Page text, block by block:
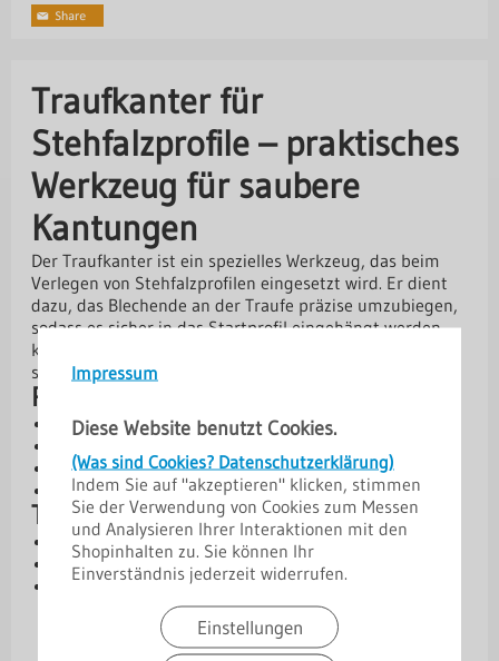
Impressum
Diese Website benutzt Cookies.
(Was sind Cookies? Datenschutzerklärung)
Indem Sie auf "akzeptieren" klicken, stimmen
Sie der Verwendung von Cookies zum Messen
und Analysieren Ihrer Interaktionen mit den
Shopinhalten zu. Sie können Ihr
Einverständnis jederzeit widerrufen.
Einstellungen
Traufkanter für
Stehfalzprofile – praktisches
Werkzeug für saubere
Kantungen
Der Traufkanter ist ein spezielles Werkzeug, das beim
Verlegen von Stehfalzprofilen eingesetzt wird. Er dient
dazu, das Blechende an der Traufe präzise umzubiegen,
sodass es sicher in das Startprofil eingehängt werden
kann. Dadurch wird die Montage erleichtert und ein
sauberer, stabiler Dachabschluss gewährleistet.
Produktvorteile
Spezielles Werkzeug für Stehfalzprofile
Sorgt für passgenaues Einhängen ins Startprofil
Robuste Ausführung für langlebigen Einsatz
Technische Daten
Länge: 480 mm
Materialstärke: 2 mm
Ausführung: verzinkt